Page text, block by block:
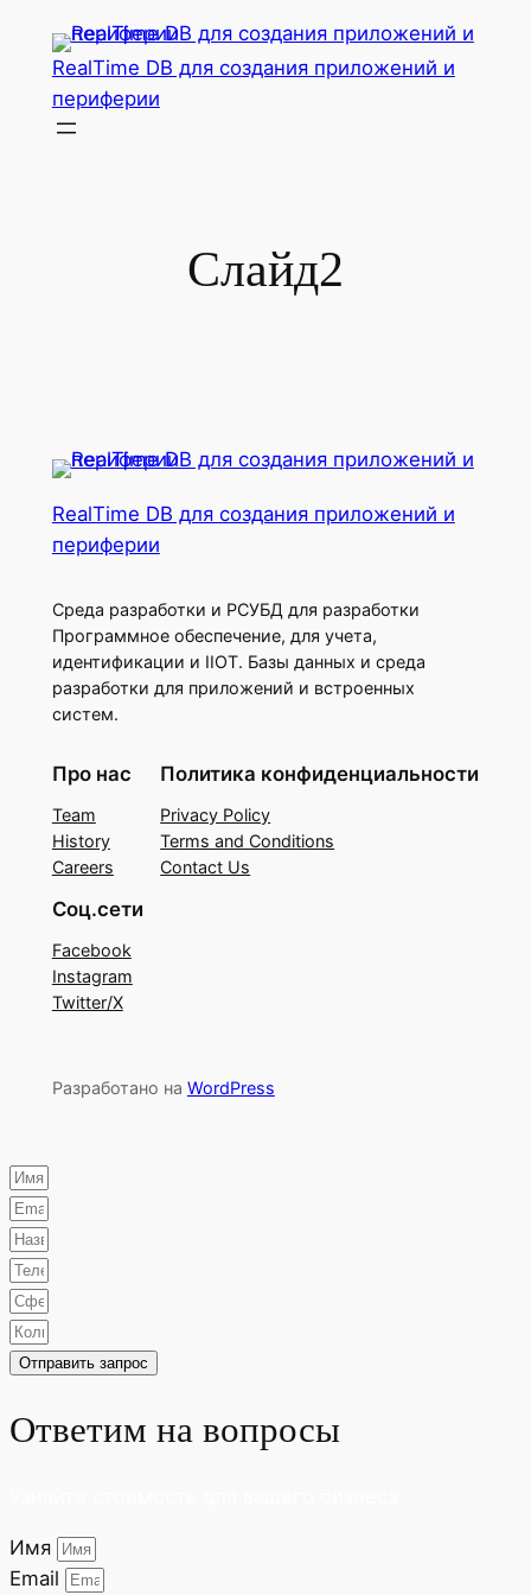
Перейти
содержимому
RealTime DB для создания приложений и
периферии
Слайд2
RealTime DB для создания приложений и
периферии
Среда разработки и РСУБД для разработки
Программное обеспечение, для учета,
идентификации и IIOT. Базы данных и среда
разработки для приложений и встроенных
систем.
Про нас
Team
History
Careers
Политика конфиденциальности
Privacy Policy
Terms and Conditions
Contact Us
Соц.сети
Facebook
Instagram
Twitter/X
Разработано на WordPress
Отправить запрос
Ответим на вопросы
Имя
Email